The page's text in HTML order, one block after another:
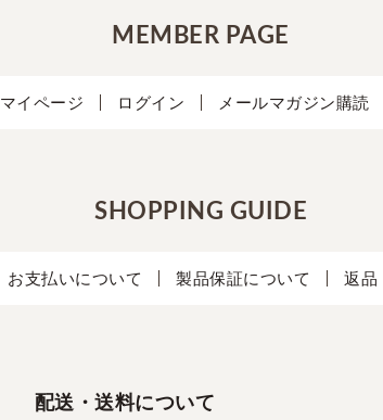
MEMBER PAGE
マイページ ログイン メールマガジン購読
SHOPPING GUIDE
お支払いについて 製品保証について 返品
配送・送料について